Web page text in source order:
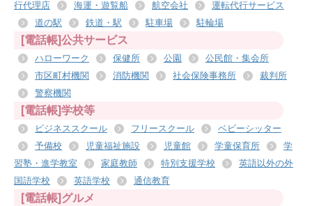
行代理店
海運・遊覧船 航空会社
運転代行サービス
道の駅
鉄道・駅 駐車場 駐輪場
[電話帳]公共サービス
ハローワーク 保健所 公園
公民館・集会所
市区町村機関
消防機関 社会保険事務所
裁判所
警察機関
[電話帳]学校等
ビジネススクール フリースクール
ベビーシッター
予備校
児童福祉施設 児童館 学童保育所
学
習塾・進学教室
家庭教師 特別支援学校
英語以外の外
国語学校
英語学校 通信教育
[電話帳]グルメ